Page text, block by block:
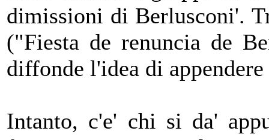
dimissioni di Berlusconi'.
("Fiesta de renuncia de
diffonde l'idea di
Intanto, c'e' chi si da'